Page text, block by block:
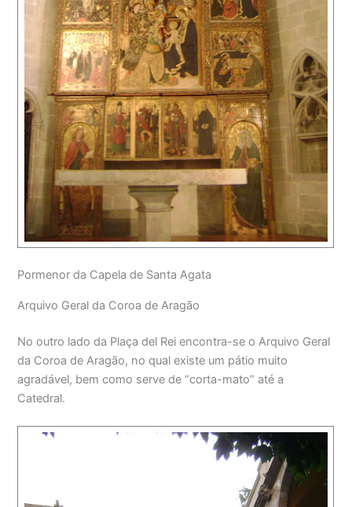
Pormenor da Capela de Santa Agata
Arquivo Geral da Coroa de Aragão
No outro lado da Plaça del Rei encontra-se o Arquivo Geral
da Coroa de Aragão, no qual existe um pátio muito
agradável, bem como serve de “corta-mato” até a
Catedral.